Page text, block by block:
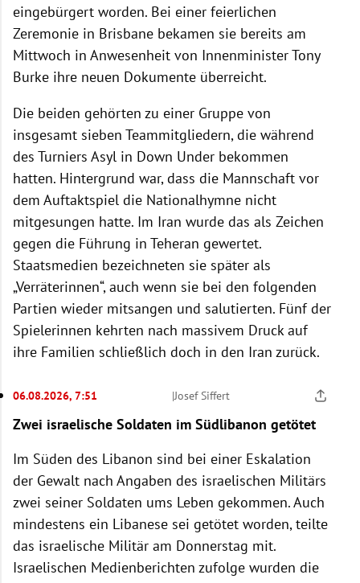
eingebürgert worden. Bei einer feierlichen
Zeremonie in Brisbane bekamen sie bereits am
Mittwoch in Anwesenheit von Innenminister Tony
Burke ihre neuen Dokumente überreicht.
Die beiden gehörten zu einer Gruppe von
insgesamt sieben Teammitgliedern, die während
des Turniers Asyl in Down Under bekommen
hatten. Hintergrund war, dass die Mannschaft vor
dem Auftaktspiel die Nationalhymne nicht
mitgesungen hatte. Im Iran wurde das als Zeichen
gegen die Führung in Teheran gewertet.
Staatsmedien bezeichneten sie später als
„Verräterinnen“, auch wenn sie bei den folgenden
Partien wieder mitsangen und salutierten. Fünf der
Spielerinnen kehrten nach massivem Druck auf
ihre Familien schließlich doch in den Iran zurück.
06.08.2026, 7:51 |Josef Siffert
Zwei israelische Soldaten im Südlibanon getötet
Im Süden des Libanon sind bei einer Eskalation
der Gewalt nach Angaben des israelischen Militärs
zwei seiner Soldaten ums Leben gekommen. Auch
mindestens ein Libanese sei getötet worden, teilte
das israelische Militär am Donnerstag mit.
Israelischen Medienberichten zufolge wurden die